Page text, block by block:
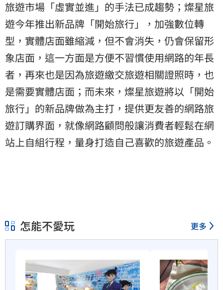
旅遊市場「虛實並進」的手法已成趨勢；燦星旅
遊今年推出新品牌「開始旅行」，加強數位轉
型，實體店面雖縮減，但不會消失，仍會保留形
象店面，這一方面是方便不習慣使用網路的年長
者，再來也是因為旅遊繳交旅遊相關證照時，也
是需要實體店面；而未來，燦星旅遊將以「開始
旅行」的新品牌做為主打，提供更友善的網路旅
遊訂購界面，就像網路顧問般讓消費者輕鬆在網
站上自組行程，量身打造自己喜歡的旅遊產品。
怎能不愛玩 更多